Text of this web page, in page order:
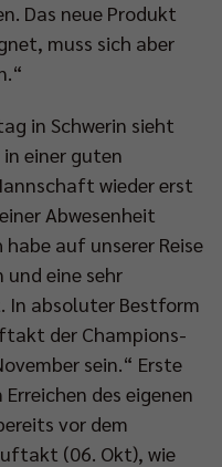
Das neue Produkt
muss sich aber
in Schwerin sieht
in einer guten
wieder erst
Abwesenheit
auf unserer Reise
und eine sehr
absoluter Bestform
der Champions-
sein.“ Erste
des eigenen
vor dem
(06. Okt), wie